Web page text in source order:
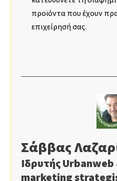
προϊόντα που έχουν
επιχείρησή σας.
Σάββας
Ιδρυτής
marketing